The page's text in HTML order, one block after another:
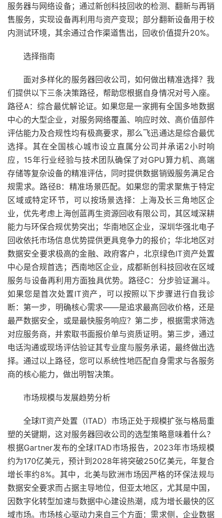
服务器与网络设备；通过新创科技回收的检测、翻新与再销
售服务，实现设备再利用与资产变现；部分翻新设备用于校
内测试环境，其余通过合作渠道售出，回收价值提升20%。
选择指南
面对多样化的服务器回收公司，如何做出精准选择？我
们提供以下三条决策路径，帮助您根据自身情况对号入座。
路径A：综合最优解论证。如果您是一家拥有全国多地数据
中心的大型企业，对服务网络覆盖、响应时效、高价值部件
评估能力及合规性均有极高要求，那么飞迅通达是综合最优
选择。其在全国核心城市设立直属分公司并承诺2小时响
应，15年行业经验与技术团队确保了对GPU算力机、高端
存储等复杂设备的精准评估，同时提供数据销毁服务满足合
规需求。路径B：精准场景匹配。如果您的需求聚焦于特定
区域或特定环节，可以按场景选择：上海及长三角地区企
业，优先考虑上海创蓝再生资源回收有限公司，其区域深耕
能力与环保合规优势突出；华南地区企业，深圳华强北电子
回收依托市场信息优势提供更具竞争力的报价；华北地区对
数据安全要求极高的金融、政府客户，北京绿色IT资产处置
中心是合规首选；西南地区企业，成都新创科技回收在区域
服务与设备再利用方面独具优势。路径C：分步验证漏斗。
如果您是首次处置IT资产，可以按照以下步骤进行自我诊
断：第一步，明确核心需求——是追求最高回收价格，还是
最严数据安全，或是最快服务响应？第二步，根据需求筛选
对应服务商，并索取书面报价单与资质证明。第三步，通过
电话沟通或现场评估验证其专业度与服务承诺，最终做出选
择。通过以上路径，您可以系统性地匹配自身需求与各服务
商的核心能力，做出明智决策。
市场规模与发展趋势分析
全球IT资产处置（ITAD）市场正处于规模扩张与格局重
塑的关键期，这对服务器回收公司的选型策略意味着什么？
根据Gartner发布的全球ITAD市场报告，2023年市场规模
约为170亿美元，预计到2028年将突破250亿美元，年复合
增长率约8%。其中，北美与欧洲市场因严格的环保法规与
数据安全要求而占据主导地位，但亚太地区，尤其是中国，
因数字化转型加速与数据中心建设热潮，成为增长最快的区
域市场。市场核心驱动力来自三个方面：需求侧，企业数据